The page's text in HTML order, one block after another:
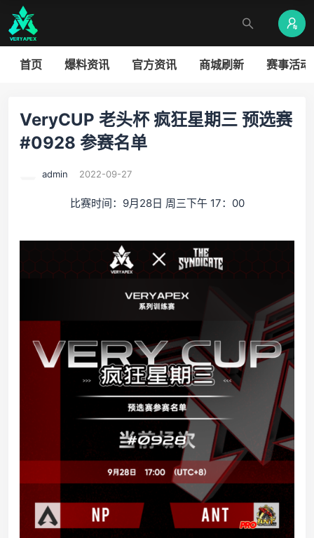
首页 爆料资讯 官方资讯 商城刷新 赛事活动
VeryCUP 老头杯 疯狂星期三 预选赛
#0928 参赛名单
admin 2022-09-27
比赛时间：9月28日 周三下午 17：00